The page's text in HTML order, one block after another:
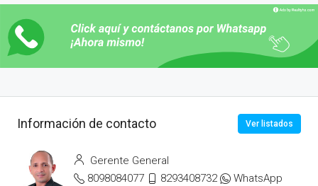
Información de contacto Ver listados
Gerente General
8098084077
8293408732 WhatsApp